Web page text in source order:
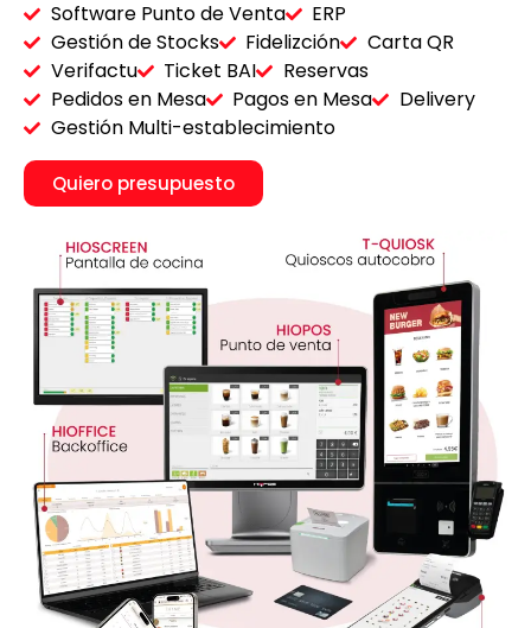
Software Punto de Venta
ERP
Gestión de Stocks
Fidelizción
Carta QR
Verifactu
Ticket BAI
Reservas
Pedidos en Mesa
Pagos en Mesa
Delivery
Gestión Multi-establecimiento
Quiero presupuesto